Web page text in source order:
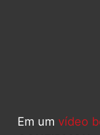
Em um vídeo